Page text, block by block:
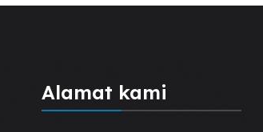
Alamat kami